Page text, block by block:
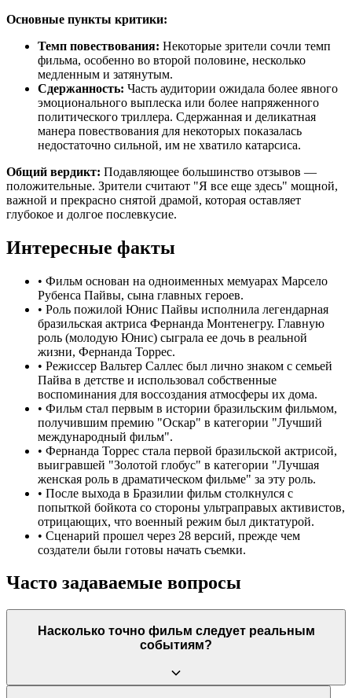
Основные пункты критики:
Темп повествования: Некоторые зрители сочли темп
фильма, особенно во второй половине, несколько
медленным и затянутым.
Сдержанность: Часть аудитории ожидала более явного
эмоционального выплеска или более напряженного
политического триллера. Сдержанная и деликатная
манера повествования для некоторых показалась
недостаточно сильной, им не хватило катарсиса.
Общий вердикт: Подавляющее большинство отзывов —
положительные. Зрители считают "Я все еще здесь" мощной,
важной и прекрасно снятой драмой, которая оставляет
глубокое и долгое послевкусие.
Интересные факты
• Фильм основан на одноименных мемуарах Марсело
Рубенса Пайвы, сына главных героев.
• Роль пожилой Юнис Пайвы исполнила легендарная
бразильская актриса Фернанда Монтенегру. Главную
роль (молодую Юнис) сыграла ее дочь в реальной
жизни, Фернанда Торрес.
• Режиссер Вальтер Саллес был лично знаком с семьей
Пайва в детстве и использовал собственные
воспоминания для воссоздания атмосферы их дома.
• Фильм стал первым в истории бразильским фильмом,
получившим премию "Оскар" в категории "Лучший
международный фильм".
• Фернанда Торрес стала первой бразильской актрисой,
выигравшей "Золотой глобус" в категории "Лучшая
женская роль в драматическом фильме" за эту роль.
• После выхода в Бразилии фильм столкнулся с
попыткой бойкота со стороны ультраправых активистов,
отрицающих, что военный режим был диктатурой.
• Сценарий прошел через 28 версий, прежде чем
создатели были готовы начать съемки.
Часто задаваемые вопросы
Насколько точно фильм следует реальным
событиям?